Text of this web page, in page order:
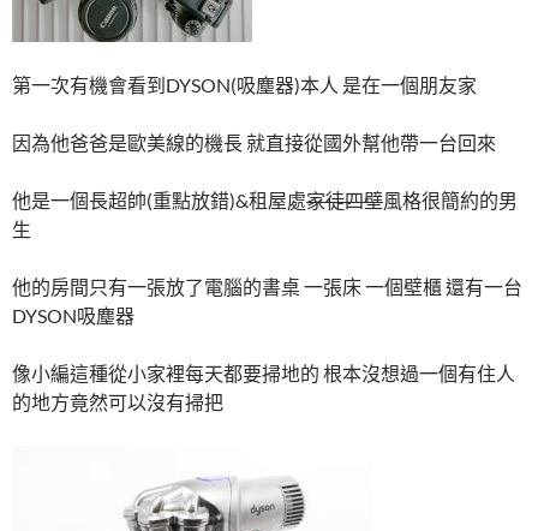
第一次有機會看到DYSON(吸塵器)本人 是在一個朋友家
因為他爸爸是歐美線的機長 就直接從國外幫他帶一台回來
他是一個長超帥(重點放錯)&租屋處家徒四壁風格很簡約的男
生
他的房間只有一張放了電腦的書桌 一張床 一個壁櫃 還有一台
DYSON吸塵器
像小編這種從小家裡每天都要掃地的 根本沒想過一個有住人
的地方竟然可以沒有掃把